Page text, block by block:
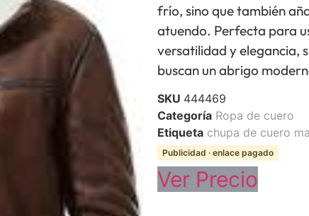
frío, sino que también
atuendo. Perfecta para
versatilidad y elegancia,
buscan un abrigo
SKU 444469
Categoría Ropa de cuero
Etiqueta chupa de cuero
Publicidad · enlace pagado
Ver Precio